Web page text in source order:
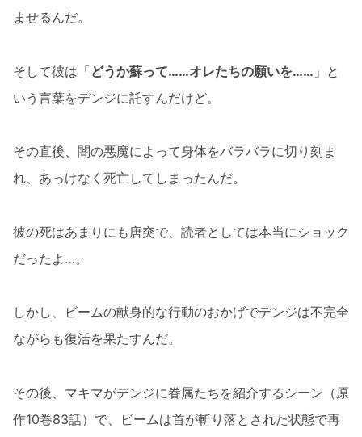
ませるんだ。
そして彼は「どうか蘇って……オレたちの願いを…… 」と
いう言葉をデンジに託すんだけど。
その直後、闇の悪魔によって身体をバラバラに切り刻ま
れ、あっけなく死亡してしまったんだ。
彼の死はあまりにも唐突で、読者としては本当にショック
だったよ…。
しかし、ビームの献身的な行動のおかげでデンジは不完全
ながらも復活を果たすんだ。
その後、マキマがデンジに眷属たちを紹介するシーン（原
作10巻83話）で、ビームは首が斬り落とされた状態で再